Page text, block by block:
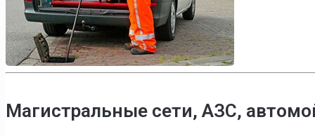
Магистральные сети, АЗС,